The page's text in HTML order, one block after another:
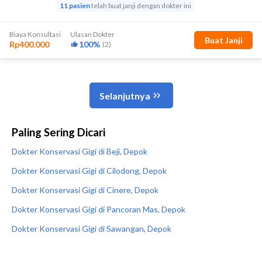
Paling Sering Dicari
Dokter Konservasi Gigi di Beji, Depok
Dokter Konservasi Gigi di Cilodong, Depok
Dokter Konservasi Gigi di Cinere, Depok
Dokter Konservasi Gigi di Pancoran Mas, Depok
Dokter Konservasi Gigi di Sawangan, Depok